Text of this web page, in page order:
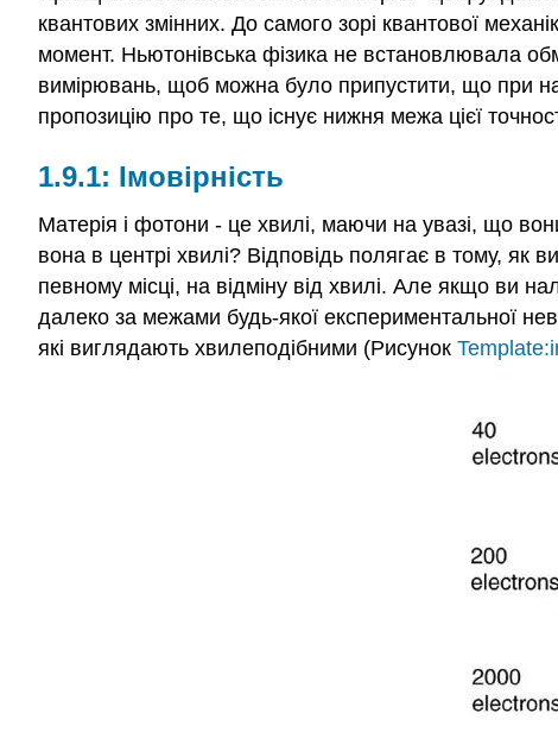
квантових змінних. До самого зорі квантової
момент. Ньютонівська фізика не встановлювала
вимірювань, щоб можна було припустити, що при
пропозицію про те, що існує нижня межа цієї
Імовірність
Матерія і фотони - це хвилі, маючи на увазі, що
вона в центрі хвилі? Відповідь полягає в тому,
певному місці, на відміну від хвилі. Але якщо ви
далеко за межами будь-якої експериментальної
які виглядають хвилеподібними (Рисунок